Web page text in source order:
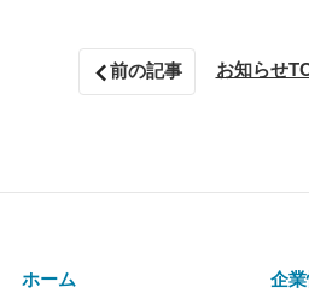
前の記事 お知らせ
ホーム
企